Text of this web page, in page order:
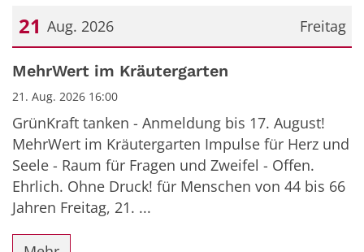
Freitag
21 Aug. 2026
Datum: 21. August 2026
MehrWert im Kräutergarten
21. Aug. 2026 16:00
GrünKraft tanken - Anmeldung bis 17. August!
MehrWert im Kräutergarten Impulse für Herz und
Seele - Raum für Fragen und Zweifel - Offen.
Ehrlich. Ohne Druck! für Menschen von 44 bis 66
Jahren Freitag, 21. ...